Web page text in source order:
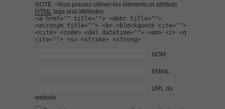
NOTE - Vous pouvez utiliser les éléments et attributs
HTML tags and attributes:
<a href="" title=""> <abbr title="">
<acronym title=""> <b> <blockquote cite="">
<cite> <code> <del datetime=""> <em> <i> <q
cite=""> <s> <strike> <strong>
NOM
EMAIL
URL du
website